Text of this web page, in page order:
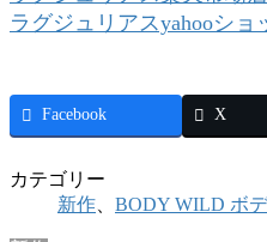
ラグジュリアスyahooショ
Facebook X
カテゴリー
新作
BODY WILD ボ